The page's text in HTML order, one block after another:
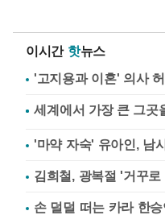
이시간 핫뉴스
'고지용과 이혼' 의사
'마약 자숙' 유아인, 남
김희철, 광복절 '거꾸
손 덜덜 떠는 카라 한